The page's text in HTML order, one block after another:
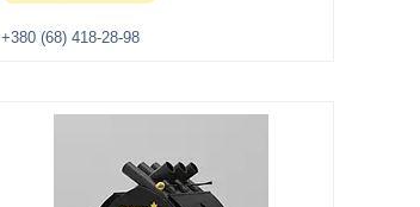
+380 (68) 418-28-98